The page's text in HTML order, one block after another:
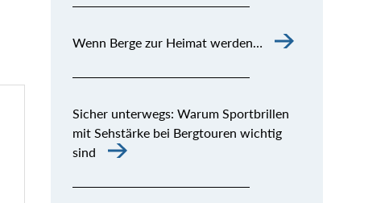
Wenn Berge zur Heimat werden…
Sicher unterwegs: Warum Sportbrillen
mit Sehstärke bei Bergtouren wichtig
sind